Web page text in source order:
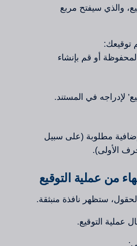
والذي سيفتح مربع
توقيعك:
أو قم بإنشاء
لإدراجه في المستند.
مطلوبة (على سبيل
الأولى).
ستظهر نافذة منبثقة.
عملية التوقيع.